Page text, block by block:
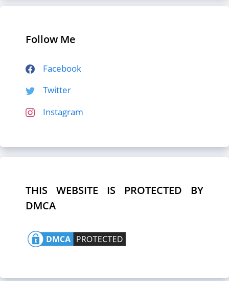
Follow Me
Facebook
Twitter
Instagram
THIS WEBSITE IS PROTECTED BY
DMCA